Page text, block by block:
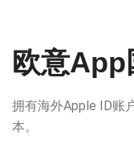
欧意App
拥有海外Apple ID账
本。